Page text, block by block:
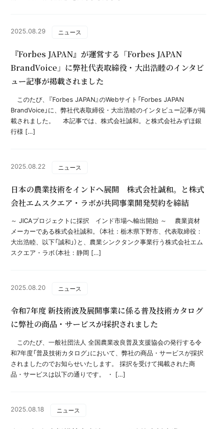
2025.08.29 ニュース
『Forbes JAPAN』が運営する「Forbes JAPAN
BrandVoice」に弊社代表取締役・大出浩睦のインタビ
ュー記事が掲載されました
このたび、『Forbes JAPAN』のWebサイト「Forbes JAPAN
BrandVoice」に、弊社代表取締役・大出浩睦のインタビュー記事が掲
載されました。 本記事では、株式会社誠和。と株式会社みずほ銀
行様 […]
2025.08.22 ニュース
日本の農業技術をインドへ展開 株式会社誠和。と株式
会社エムスクエア・ラボが共同事業開発契約を締結
～ JICAプロジェクトに採択 インド市場へ輸出開始 ～ 農業資材
メーカーである株式会社誠和。（本社：栃木県下野市、代表取締役：
大出浩睦、以下「誠和」）と、農業シンクタンク事業行う株式会社エム
スクエア・ラボ（本社：静岡 […]
2025.08.20 ニュース
令和7年度 新技術波及展開事業に係る普及技術カタログ
に弊社の商品・サービスが採択されました
このたび、一般社団法人 全国農業改良普及支援協会の発行する令
和7年度「普及技術カタログ」において、弊社の商品・サービスが採択
されましたのでお知らせいたします。 採択を受けて掲載された商
品・サービスは以下の通りです。 ・ […]
2025.08.18 ニュース